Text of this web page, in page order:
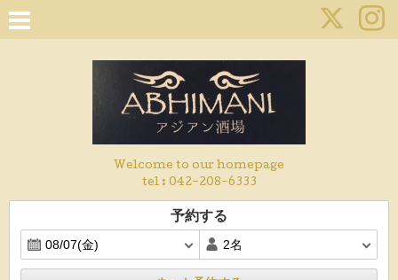
Welcome to our homepage
tel : 042-208-6333
予約する